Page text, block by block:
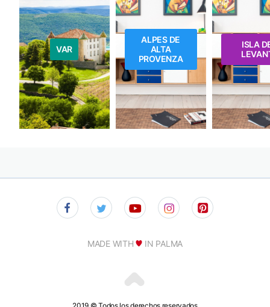
VAR
ALPES DE
ALTA
PROVENZA
ISLA
MADE WITH IN PALMA